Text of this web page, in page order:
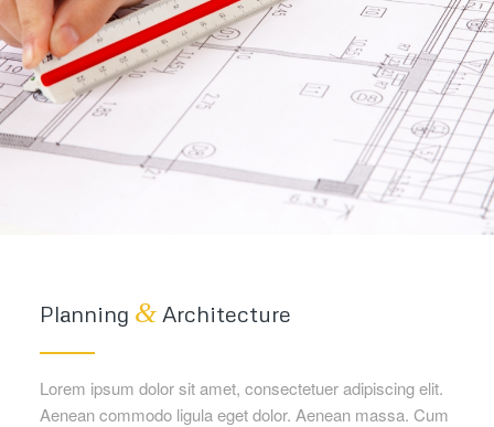
Planning &Architecture
Lorem ipsum dolor sit amet, consectetuer adipiscing elit.
Aenean commodo ligula eget dolor. Aenean massa. Cum